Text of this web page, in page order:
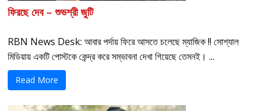
ফিরছে দেব – শুভশ্রী জুটি
RBN News Desk: আবার পর্দায় ফিরে আসতে চলেছে ম্যাজিক !! সোশ্যাল
মিডিয়ায় একটি পোস্টকে কেন্দ্র করে সম্ভাবনা দেখা গিয়েছে তেমনই। ...
Read More